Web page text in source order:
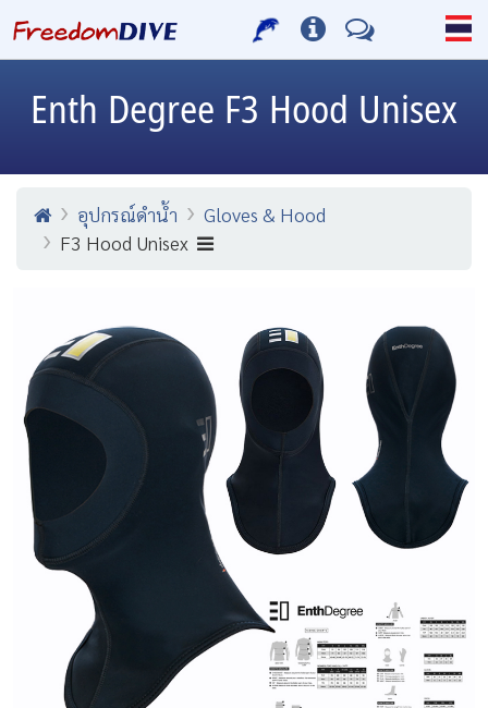
Enth Degree F3 Hood Unisex
อุปกรณ์ดำน้ำ
Gloves & Hood
F3 Hood Unisex